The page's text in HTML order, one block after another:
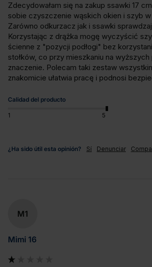
Zdecydowałam się na zakup ssawki 17
sobie czyszczenie wąskich okien i szyb
Zarówno odkurzacz jak i ssawki
Korzystając z drążka mogę wyczyścić
ścienne z "pozycji podłogi" bez
stołków, co przy mieszkaniu na
znaczenie. Polecam taki zestaw
znakomicie ułatwia pracę i podnosi
Calidad del producto
1 5
¿Ha sido útil esta opinión? Sí Denunciar
M1
Mimi 16